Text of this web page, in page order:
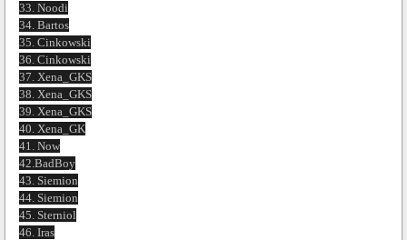
33. Noodi
34. Bartos
35. Cinkowski
36. Cinkowski
37. Xena_GKS
38. Xena_GKS
39. Xena_GKS
40. Xena_GK
41. Now
42.BadBoy
43. Siemion
44. Siemion
45. Sterniol
46. Iras